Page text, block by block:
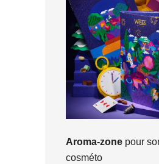
Aroma-zone pour
cosméto